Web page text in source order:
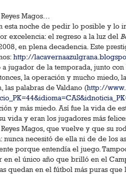
Magos…
esta noche de pedir lo posible y lo
excelencia: el regreso a la luz del
en plena decadencia. Este
http://
a jugador de la temporada, junto con
la operación y mucho miedo,
las palabras de Valdano (http://
y más miedo. Así fue la vida de
vida y eran los jugadores más
Magos, que vuelve y que su
nunca necesitó de ella ni de de los
porque entendía el juego.
en el único año que brilló en el
quedan en el fútbol más puras